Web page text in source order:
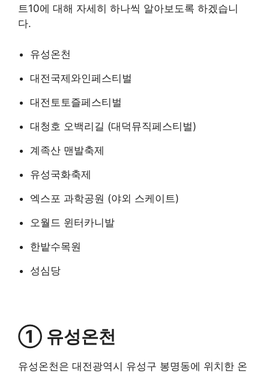
트10에 대해 자세히 하나씩 알아보도록 하겠습니
다.
유성온천
대전국제와인페스티벌
대전토토즐페스티벌
대청호 오백리길 (대덕뮤직페스티벌)
계족산 맨발축제
유성국화축제
엑스포 과학공원 (야외 스케이트)
오월드 윈터카니발
한밭수목원
성심당
① 유성온천
유성온천은 대전광역시 유성구 봉명동에 위치한 온